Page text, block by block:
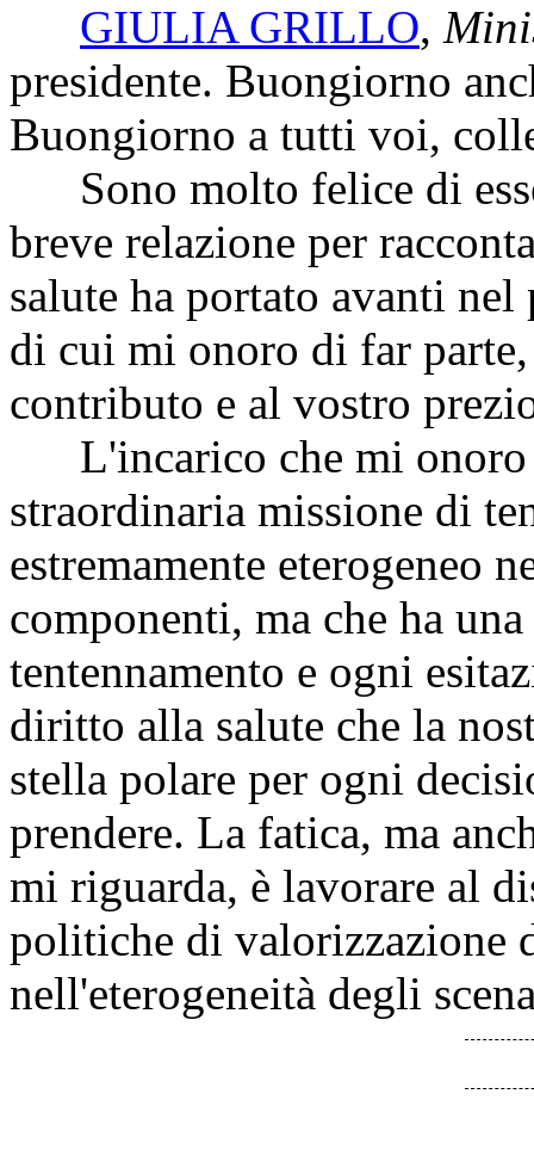
GIULIA GRILLO,
presidente. Buongiorno
Buongiorno a tutti voi,
Sono molto felice di
breve relazione per
salute ha portato avanti
di cui mi onoro di far
contributo e al vostro
L'incarico che mi onoro
straordinaria missione di
estremamente eterogeneo
componenti, ma che ha
tentennamento e ogni
diritto alla salute che la
stella polare per ogni
prendere. La fatica, ma
mi riguarda, è lavorare al
politiche di valorizzazione
nell'eterogeneità degli